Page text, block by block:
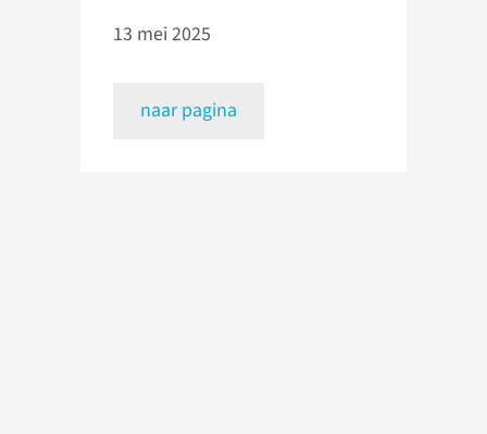
13 mei 2025
naar pagina